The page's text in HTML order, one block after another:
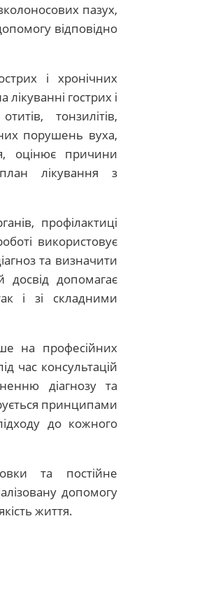
пазух,
відповідно
і хронічних
гострих і
тонзилітів,
порушень вуха,
оцінює причини
лікування з
профілактиці
використовує
та визначити
досвід допомагає
і зі складними
на професійних
час консультацій
діагнозу та
принципами
до кожного
та постійне
допомогу
життя.